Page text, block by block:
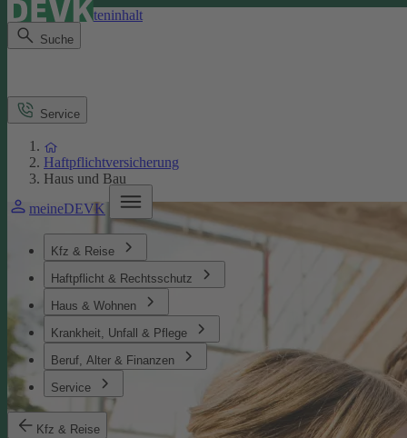
Direkt zum Seiteninhalt
Suche
meineDEVK
Kfz & Reise
Haftpflicht & Rechtsschutz
Haus & Wohnen
Krankheit, Unfall & Pflege
Beruf, Alter & Finanzen
Service
Kfz & Reise
Service
Haftpflichtversicherung
Haus und Bau